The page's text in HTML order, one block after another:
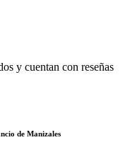
y cuentan con reseñas
de Manizales